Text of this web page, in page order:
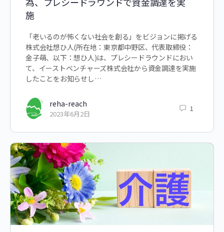
施
「老いるのが怖くない社会を創る」をビジョンに掲げる
株式会社想ひ人(所在地：東京都中野区、代表取締役：
金子萌、以下：想ひ人)は、プレシードラウンドにおい
て、イーストベンチャーズ株式会社から資金調達を実施
したことをお知らせし…
reha-reach
2023年6月2日
1